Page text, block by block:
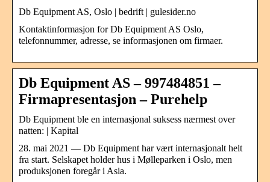
Db Equipment AS, Oslo | bedrift | gulesider.no
Kontaktinformasjon for Db Equipment AS Oslo,
telefonnummer, adresse, se informasjonen om firmaer.
Db Equipment AS – 997484851 –
Firmapresentasjon – Purehelp
Db Equipment ble en internasjonal suksess nærmest over
natten: | Kapital
28. mai 2021 — Db Equipment har vært internasjonalt helt
fra start. Selskapet holder hus i Mølleparken i Oslo, men
produksjonen foregår i Asia.